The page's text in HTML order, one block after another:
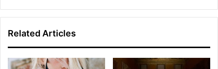
벌
어
Related Articles